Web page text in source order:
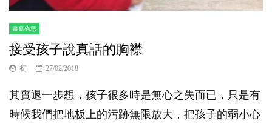
書寫省思
接受孩子說真話的胸襟
初 27/02/2018
其實退一步想，孩子很多時是無心之失而已，只是有
時候我們把地板上的污跡無限放大，把孩子的弱小心